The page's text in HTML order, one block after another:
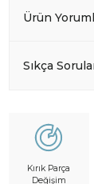
Ürün
Sıkça
Kırık Parça
Değişim